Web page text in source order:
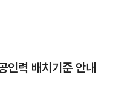
인력 배치기준 안내